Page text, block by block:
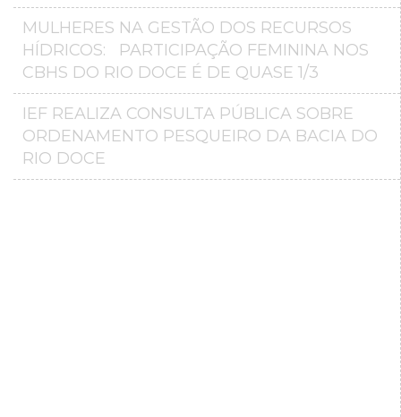
MULHERES NA GESTÃO DOS RECURSOS
HÍDRICOS: PARTICIPAÇÃO FEMININA NOS
CBHS DO RIO DOCE É DE QUASE 1/3
IEF REALIZA CONSULTA PÚBLICA SOBRE
ORDENAMENTO PESQUEIRO DA BACIA DO
RIO DOCE